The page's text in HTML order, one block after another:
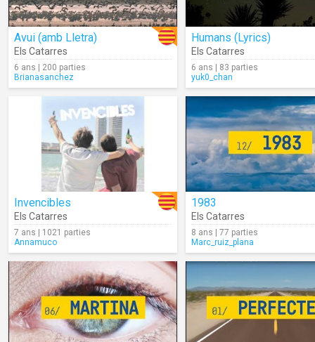
Avui (amb Lletra)
Els Catarres
6 ans | 200 parties
Brianasanchez
Humans (Lyrics)
Els Catarres
6 ans | 83 parties
yuk0_chan
Invencibles
Els Catarres
7 ans | 1021 parties
Annamuco
1983
Els Catarres
8 ans | 77 parties
Marc_ruiz_plana